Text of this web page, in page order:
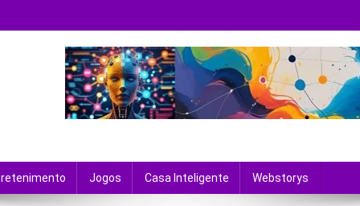
Jogos Casa Inteligente Webstorys